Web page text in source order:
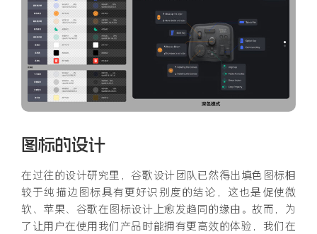
图标的设计
在过往的设计研究里，谷歌设计团队已然得出填色图标相
较于纯描边图标具有更好识别度的结论，这也是促使微
软、苹果、谷歌在图标设计上愈发趋同的缘由。故而，为
了让用户在使用我们产品时能拥有更高效的体验，我们在